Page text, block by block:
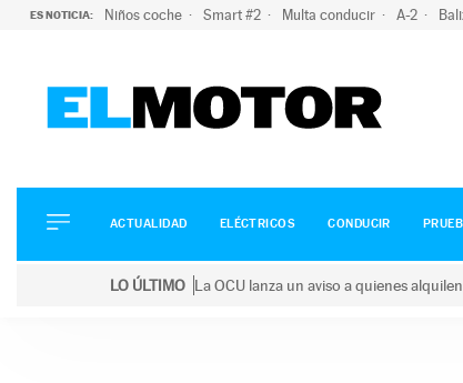
ES NOTICIA: Niños coche Smart #2 Multa conducir A-2
ELÉCTRICOS
CONDUCIR
ACTUALIDAD ELÉCTRICOS CONDUCIR
LO ÚLTIMO La OCU lanza un aviso a quienes